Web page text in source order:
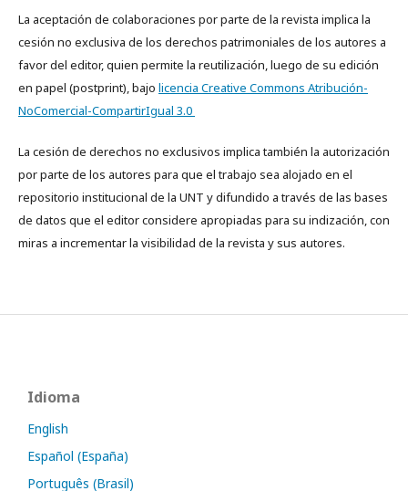
La aceptación de colaboraciones por parte de la revista implica la
cesión no exclusiva de los derechos patrimoniales de los autores a
favor del editor, quien permite la reutilización, luego de su edición
en papel (postprint), bajo licencia Creative Commons Atribución-
NoComercial-CompartirIgual 3.0
La cesión de derechos no exclusivos implica también la autorización
por parte de los autores para que el trabajo sea alojado en el
repositorio institucional de la UNT y difundido a través de las bases
de datos que el editor considere apropiadas para su indización, con
miras a incrementar la visibilidad de la revista y sus autores.
Idioma
English
Español (España)
Português (Brasil)